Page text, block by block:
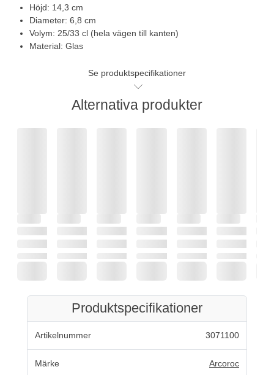
Höjd: 14,3 cm
Diameter: 6,8 cm
Volym: 25/33 cl (hela vägen till kanten)
Material: Glas
Se produktspecifikationer
Alternativa produkter
Produktspecifikationer
Artikelnummer 3071100
Märke Arcoroc